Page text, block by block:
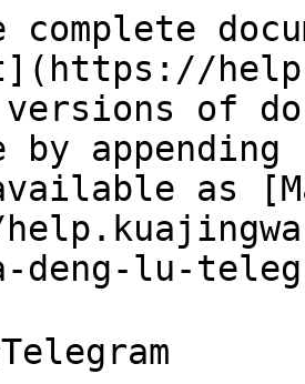
complete
versions of
by
as
deng-lu-